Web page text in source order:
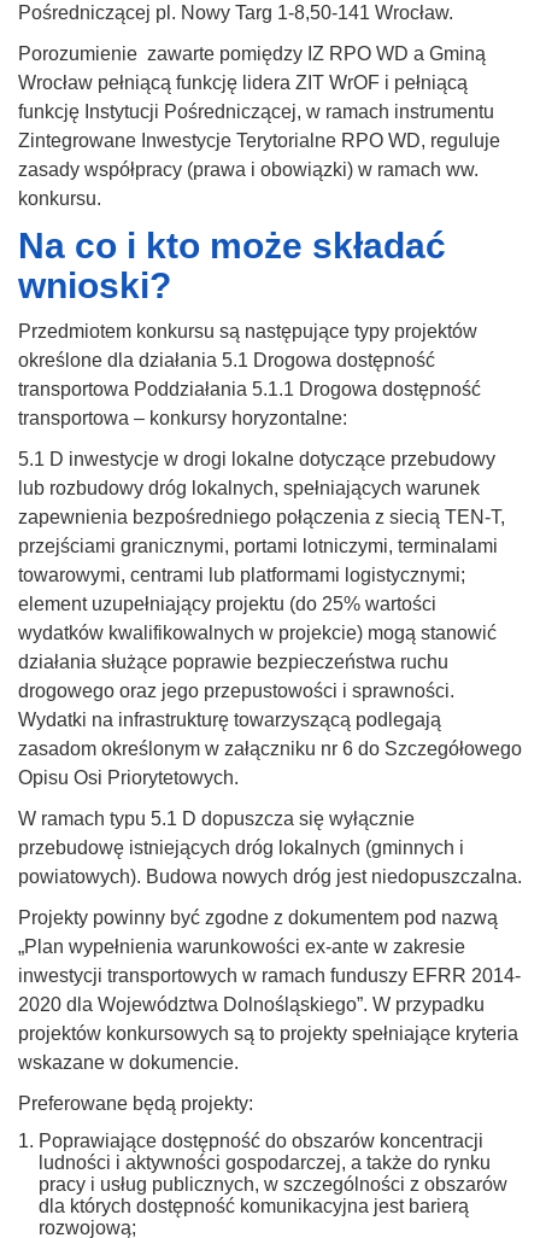
Pośredniczącej pl. Nowy Targ 1-8,50-141 Wrocław.
Porozumienie zawarte pomiędzy IZ RPO WD a Gminą
Wrocław pełniącą funkcję lidera ZIT WrOF i pełniącą
funkcję Instytucji Pośredniczącej, w ramach instrumentu
Zintegrowane Inwestycje Terytorialne RPO WD, reguluje
zasady współpracy (prawa i obowiązki) w ramach ww.
konkursu.
Na co i kto może składać
wnioski?
Przedmiotem konkursu są następujące typy projektów
określone dla działania 5.1 Drogowa dostępność
transportowa Poddziałania 5.1.1 Drogowa dostępność
transportowa – konkursy horyzontalne:
5.1 D inwestycje w drogi lokalne dotyczące przebudowy
lub rozbudowy dróg lokalnych, spełniających warunek
zapewnienia bezpośredniego połączenia z siecią TEN-T,
przejściami granicznymi, portami lotniczymi, terminalami
towarowymi, centrami lub platformami logistycznymi;
element uzupełniający projektu (do 25% wartości
wydatków kwalifikowalnych w projekcie) mogą stanowić
działania służące poprawie bezpieczeństwa ruchu
drogowego oraz jego przepustowości i sprawności.
Wydatki na infrastrukturę towarzyszącą podlegają
zasadom określonym w załączniku nr 6 do Szczegółowego
Opisu Osi Priorytetowych.
W ramach typu 5.1 D dopuszcza się wyłącznie
przebudowę istniejących dróg lokalnych (gminnych i
powiatowych). Budowa nowych dróg jest niedopuszczalna.
Projekty powinny być zgodne z dokumentem pod nazwą
„Plan wypełnienia warunkowości ex-ante w zakresie
inwestycji transportowych w ramach funduszy EFRR 2014-
2020 dla Województwa Dolnośląskiego”. W przypadku
projektów konkursowych są to projekty spełniające kryteria
wskazane w dokumencie.
Preferowane będą projekty:
Poprawiające dostępność do obszarów koncentracji
ludności i aktywności gospodarczej, a także do rynku
pracy i usług publicznych, w szczególności z obszarów
dla których dostępność komunikacyjna jest barierą
rozwojową;